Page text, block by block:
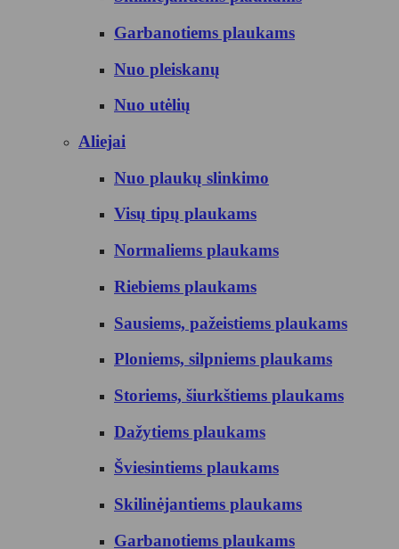
Garbanotiems plaukams
Nuo pleiskanų
Nuo utėlių
Aliejai
Nuo plaukų slinkimo
Visų tipų plaukams
Normaliems plaukams
Riebiems plaukams
Sausiems, pažeistiems plaukams
Ploniems, silpniems plaukams
Storiems, šiurkštiems plaukams
Dažytiems plaukams
Šviesintiems plaukams
Skilinėjantiems plaukams
Garbanotiems plaukams